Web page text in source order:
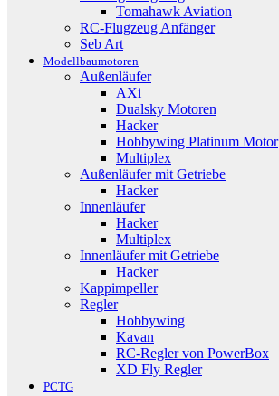
Tomahawk Aviation
RC-Flugzeug Anfänger
Seb Art
Modellbaumotoren
Außenläufer
AXi
Dualsky Motoren
Hacker
Hobbywing Platinum Motor
Multiplex
Außenläufer mit Getriebe
Hacker
Innenläufer
Hacker
Multiplex
Innenläufer mit Getriebe
Hacker
Kappimpeller
Regler
Hobbywing
Kavan
RC-Regler von PowerBox
XD Fly Regler
PCTG